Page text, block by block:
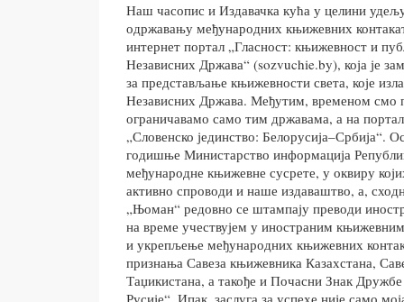
Наш часопис и Издавачка кућа у целини
одржавању међународних књижевних
интернет портал „Гласност: књижевност и
Независних Држава“ (sozvuchie.by), која је
за представљање књижевности света, које
Независних Држава. Међутим, временом смо
ограничавамо само тим државама, а на
„Словенско јединство: Белорусија–Србија“.
годишње Министарство информација
међународне књижевне сусрете, у оквиру
активно спроводи и наше издаваштво, а,
„Њоман“ редовно се штампају преводи
на време учествујем у иностраним
и укрепљење међународних књижевних
признања Савеза књижевника Казахстана,
Таџикистана, а такође и Почасни Знак